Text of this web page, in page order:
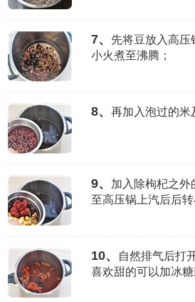
7、
先将豆放入高压
小火煮至沸腾；
8、 再加入泡过的米
9、
加入除枸杞之外
至高压锅上汽后后转
10、
自然排气后打
喜欢甜的可以加冰糖